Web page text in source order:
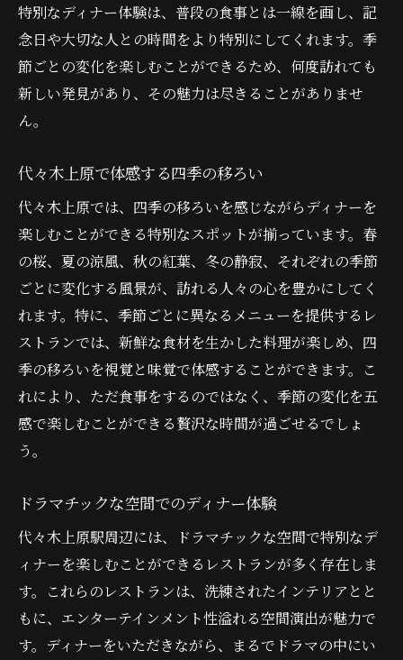
特別なディナー体験は、普段の食事とは一線を画し、記
念日や大切な人との時間をより特別にしてくれます。季
節ごとの変化を楽しむことができるため、何度訪れても
新しい発見があり、その魅力は尽きることがありませ
ん。
代々木上原で体感する四季の移ろい
代々木上原では、四季の移ろいを感じながらディナーを
楽しむことができる特別なスポットが揃っています。春
の桜、夏の涼風、秋の紅葉、冬の静寂、それぞれの季節
ごとに変化する風景が、訪れる人々の心を豊かにしてく
れます。特に、季節ごとに異なるメニューを提供するレ
ストランでは、新鮮な食材を生かした料理が楽しめ、四
季の移ろいを視覚と味覚で体感することができます。こ
れにより、ただ食事をするのではなく、季節の変化を五
感で楽しむことができる贅沢な時間が過ごせるでしょ
う。
ドラマチックな空間でのディナー体験
代々木上原駅周辺には、ドラマチックな空間で特別なデ
ィナーを楽しむことができるレストランが多く存在しま
す。これらのレストランは、洗練されたインテリアとと
もに、エンターテインメント性溢れる空間演出が魅力で
す。ディナーをいただきながら、まるでドラマの中にい